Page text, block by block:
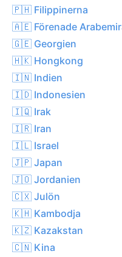
🇵🇭 Filippinerna
🇦🇪 Förenade
🇬🇪 Georgien
🇭🇰 Hongkong
🇮🇳 Indien
🇮🇩 Indonesien
🇮🇶 Irak
🇮🇷 Iran
🇮🇱 Israel
🇯🇵 Japan
🇯🇴 Jordanien
🇨🇽 Julön
🇰🇭 Kambodja
🇰🇿 Kazakstan
🇨🇳 Kina